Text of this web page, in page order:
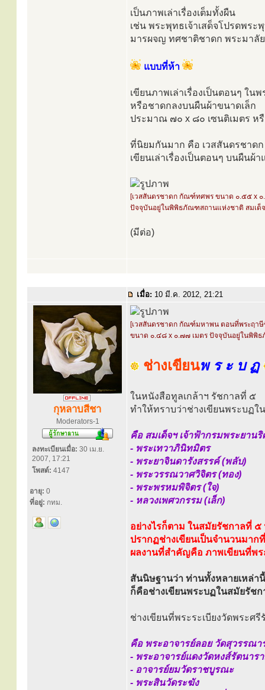
เป็นภาพเล่าเรื่องเต็มทั้งผืน
เช่น พระพุทธเจ้าเสด็จโปรดพระ
มารผจญ ทศชาติชาดก พระมาลัย
แบบที่ห้า
เขียนภาพเล่าเรื่องเป็นตอนๆ ใน
หรือชาดกลงบนผืนผ้าขนาดเล็ก
ประมาณ ๗๐ x ๘๐ เซนติเมตร ห
ที่นิยมกันมาก คือ เวสสันดรชาด
เขียนเล่าเรื่องเป็นตอนๆ บนผืนผ้
[เวสสันดรชาดก กัณฑ์ทศพร ขนาด ๐.๕๕ x ๐
ปัจจุบันอยู่ในพิพิธภัณฑสถานแห่งชาติ สมเด็
(มีต่อ)
เมื่อ: 10 มี.ค. 2012, 21:21
กุหลาบสีชา
Moderators-1
ลงทะเบียนเมื่อ: 30 เม.ย.
2007, 17:21
โพสต์: 4147
อายุ: 0
ที่อยู่: กทม.
[เวสสันดรชาดก กัณฑ์มหาพน ตอนที่พระฤาษี
ขนาด ๐.๔๘ x ๐.๗๗ เมตร ปัจจุบันอยู่ในพิพิ
ช่างเขียนพ ร ะ บ ฏ
ในหนังสือทูลเกล้าฯ รัชกาลที่ ๕
ทำให้ทราบว่าช่างเขียนพระบฏ
คือ สมเด็จฯ เจ้าฟ้ากรมพระยาน
- พระเทวาภินิทมิตร
- พระยาจินดารังสรรค์ (พลับ)
- พระวรรณวาศวิจิตร (ทอง)
- พระพรหมพิจิตร (ใจ)
- หลวงเพศวกรรม (เล็ก)
อย่างไรก็ตาม ในสมัยรัชกาลที่ ๕
ปรากฏช่างเขียนเป็นจำนวนมาก
ผลงานที่สำคัญคือ ภาพเขียนที่พร
สันนิษฐานว่า ท่านทั้งหลายเหล่านี้
ก็คือช่างเขียนพระบฏในสมัยรัช
ช่างเขียนที่พระระเบียงวัดพระศ
คือ พระอาจารย์ลอย วัดสุวรรณา
- พระอาจารย์แดงวัดหงส์รัตนาร
- อาจารย์ยมวัดราชบูรณะ
- พระสินวัดระฆัง